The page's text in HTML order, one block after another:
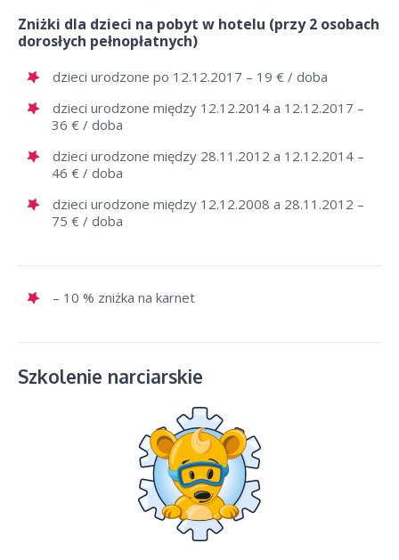
Zniżki dla dzieci na pobyt w hotelu (przy 2 osobach
dorosłych pełnopłatnych)
dzieci urodzone po 12.12.2017 – 19 € / doba
dzieci urodzone między 12.12.2014 a 12.12.2017 –
36 € / doba
dzieci urodzone między 28.11.2012 a 12.12.2014 –
46 € / doba
dzieci urodzone między 12.12.2008 a 28.11.2012 –
75 € / doba
– 10 % zniżka na karnet
Szkolenie narciarskie